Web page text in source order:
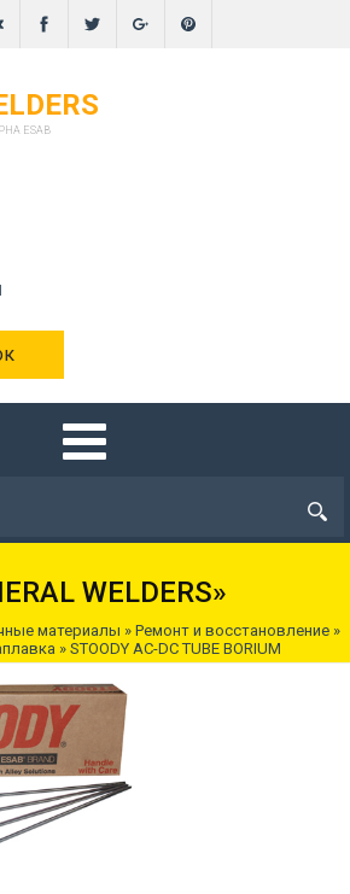
ESAB
WELDERS»
материалы » Ремонт и восстановление»
» STOODY AC-DC TUBE BORIUM